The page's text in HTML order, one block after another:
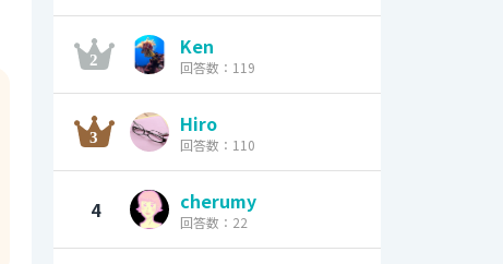
Ken
回答数：119
Hiro
回答数：110
4 cherumy
回答数：22